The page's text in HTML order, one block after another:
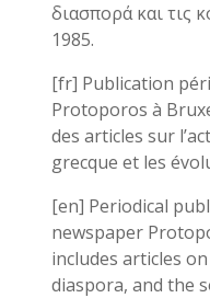
διασπορά και τις
1985.
[fr] Publication
Protoporos à
des articles sur
grecque et les
[en] Periodical
newspaper
includes articles
diaspora, and the